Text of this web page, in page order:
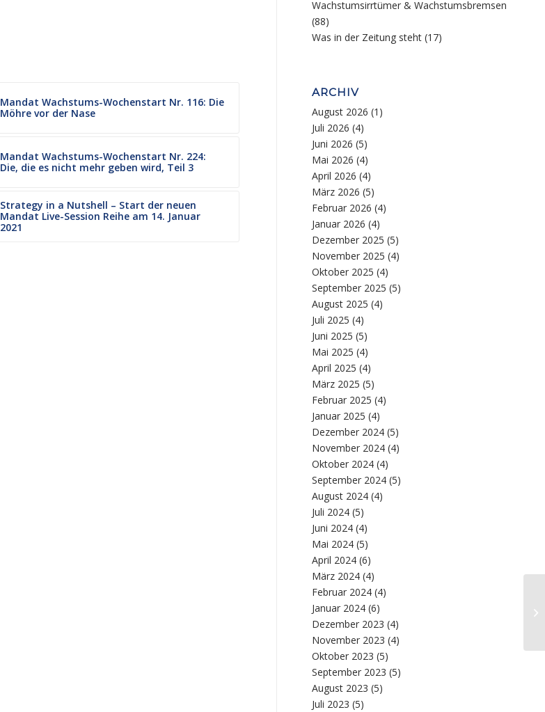
Mandat Wachstums-Wochenstart Nr. 116: Die
Möhre vor der Nase
Mandat Wachstums-Wochenstart Nr. 224:
Die, die es nicht mehr geben wird, Teil 3
Strategy in a Nutshell – Start der neuen
Mandat Live-Session Reihe am 14. Januar
2021
Wachstumsirrtümer & Wachstumsbremsen
(88)
Was in der Zeitung steht (17)
ARCHIV
August 2026 (1)
Juli 2026 (4)
Juni 2026 (5)
Mai 2026 (4)
April 2026 (4)
März 2026 (5)
Februar 2026 (4)
Januar 2026 (4)
Dezember 2025 (5)
November 2025 (4)
Oktober 2025 (4)
September 2025 (5)
August 2025 (4)
Juli 2025 (4)
Juni 2025 (5)
Mai 2025 (4)
April 2025 (4)
März 2025 (5)
Februar 2025 (4)
Januar 2025 (4)
Dezember 2024 (5)
November 2024 (4)
Oktober 2024 (4)
September 2024 (5)
August 2024 (4)
Juli 2024 (5)
Juni 2024 (4)
Mai 2024 (5)
April 2024 (6)
März 2024 (4)
Februar 2024 (4)
Januar 2024 (6)
Dezember 2023 (4)
November 2023 (4)
Oktober 2023 (5)
September 2023 (5)
August 2023 (5)
Juli 2023 (5)